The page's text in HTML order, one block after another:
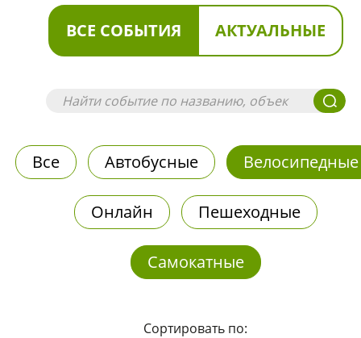
ВСЕ СОБЫТИЯ АКТУАЛЬНЫЕ
Все Автобусные Велосипедные
Онлайн Пешеходные
Самокатные
Сортировать по: